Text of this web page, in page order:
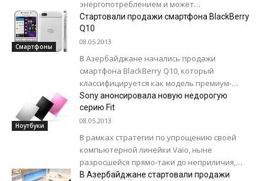
энергопотреблением и может
использоваться в различных сегментах
рынка: от смартфонов до центров
обработки данных. Silvermont...
Смартфоны
Стартовали продажи смартфона BlackBerry
Q10
08.05.2013
В Азербайджане начались продажи
смартфона BlackBerry Q10, который
классифицируется как модель премиум-
класса для делового сообщества. Согласно
официальной информации, эта модель
смартфона продается в розничных...
Ноутбуки
Sony анонсировала новую недорогую
серию Fit
08.05.2013
В рамках стратегии по упрощению своей
компьютерной линейки Vaio, ныне
разросшейся прямо-таки до неприличия,
компания Sony анонсировала новую серию
В Азербайджане стартовали продажи